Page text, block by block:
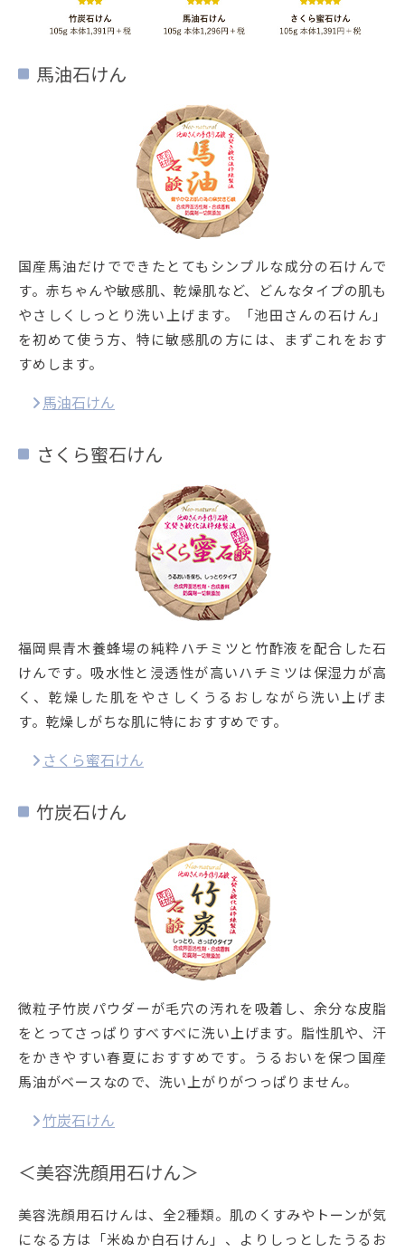
馬油石けん
国産馬油だけでできたとてもシンプルな成分の石けんで
す。赤ちゃんや敏感肌、乾燥肌など、どんなタイプの肌も
やさしくしっとり洗い上げます。「池田さんの石けん」
を初めて使う方、特に敏感肌の方には、まずこれをおす
すめします。
馬油石けん
さくら蜜石けん
福岡県青木養蜂場の純粋ハチミツと竹酢液を配合した石
けんです。吸水性と浸透性が高いハチミツは保湿力が高
く、乾燥した肌をやさしくうるおしながら洗い上げま
す。乾燥しがちな肌に特におすすめです。
さくら蜜石けん
竹炭石けん
微粒子竹炭パウダーが毛穴の汚れを吸着し、余分な皮脂
をとってさっぱりすべすべに洗い上げます。脂性肌や、汗
をかきやすい春夏におすすめです。うるおいを保つ国産
馬油がベースなので、洗い上がりがつっぱりません。
竹炭石けん
＜美容洗顔用石けん＞
美容洗顔用石けんは、全2種類。 肌のくすみやトーンが気
になる方は「米ぬか白石けん」、よりしっとしたうるお